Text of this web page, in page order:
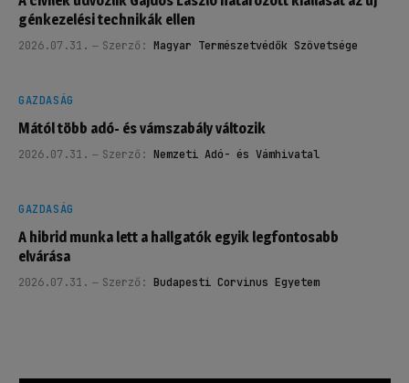
génkezelési technikák ellen
2026.07.31. Szerző: Magyar Természetvédők Szövetsége
GAZDASÁG
Mától több adó- és vámszabály változik
2026.07.31. Szerző: Nemzeti Adó- és Vámhivatal
GAZDASÁG
A hibrid munka lett a hallgatók egyik legfontosabb
elvárása
2026.07.31. Szerző: Budapesti Corvinus Egyetem